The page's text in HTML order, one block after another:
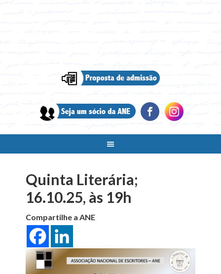
Quinta Literária;
16.10.25, às 19h
Compartilhe a ANE